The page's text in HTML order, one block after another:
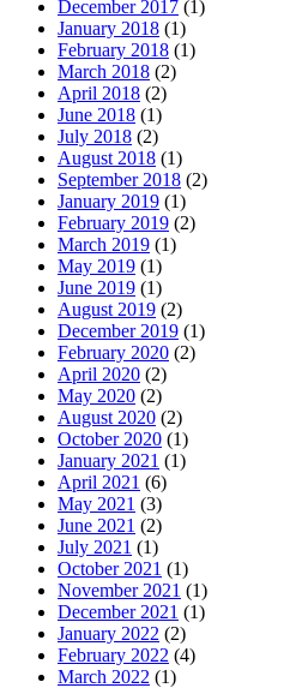
December 2017 (1)
January 2018 (1)
February 2018 (1)
March 2018 (2)
April 2018 (2)
June 2018 (1)
July 2018 (2)
August 2018 (1)
September 2018 (2)
January 2019 (1)
February 2019 (2)
March 2019 (1)
May 2019 (1)
June 2019 (1)
August 2019 (2)
December 2019 (1)
February 2020 (2)
April 2020 (2)
May 2020 (2)
August 2020 (2)
October 2020 (1)
January 2021 (1)
April 2021 (6)
May 2021 (3)
June 2021 (2)
July 2021 (1)
October 2021 (1)
November 2021 (1)
December 2021 (1)
January 2022 (2)
February 2022 (4)
March 2022 (1)